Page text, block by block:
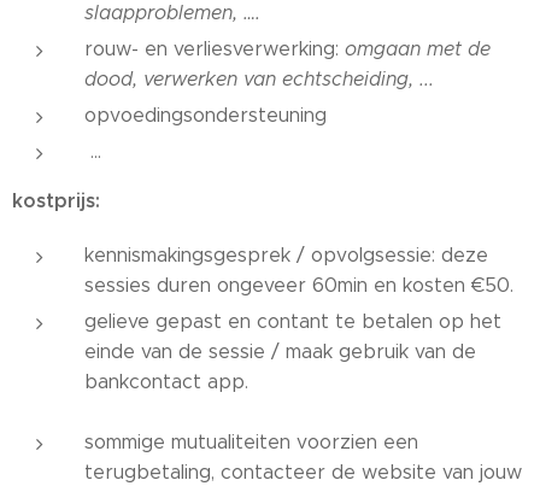
slaapproblemen, ….
rouw- en verliesverwerking: omgaan met de
dood, verwerken van echtscheiding, ...
opvoedingsondersteuning
...
kostprijs:
kennismakingsgesprek / opvolgsessie: deze
sessies duren ongeveer 60min en kosten €50.
gelieve gepast en contant te betalen op het
einde van de sessie / maak gebruik van de
bankcontact app.
sommige mutualiteiten voorzien een
terugbetaling, contacteer de website van jouw